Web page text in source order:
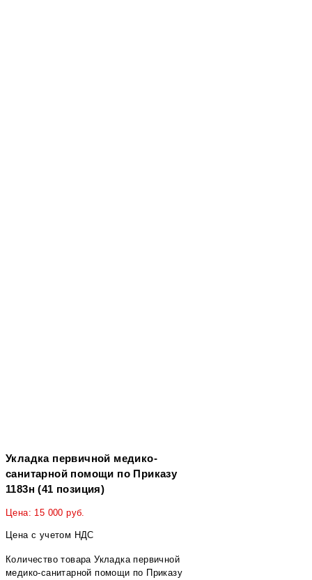
Укладка первичной медико-
санитарной помощи по Приказу
1183н (41 позиция)
Цена: 15 000 руб.
Цена с учетом НДС
Количество товара Укладка первичной
медико-санитарной помощи по Приказу